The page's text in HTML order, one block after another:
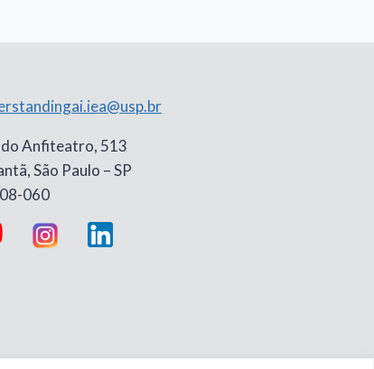
do Anfiteatro, 513
São Paulo – SP
060